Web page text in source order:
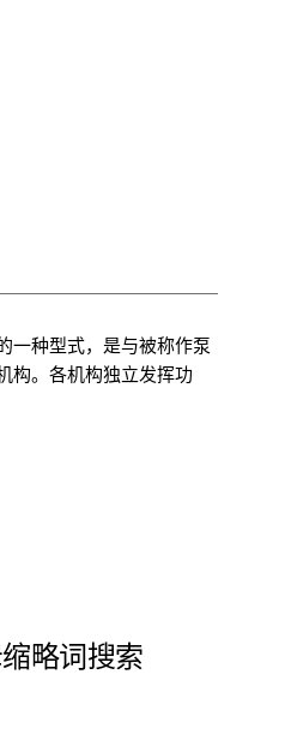
一种型式，是与被称作泵
构。各机构独立发挥功
略词搜索